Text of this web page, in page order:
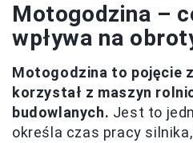
Motogodzina –
wpływa na
Motogodzina to pojęcie
korzystał z maszyn
budowlanych. Jest to
określa czas pracy